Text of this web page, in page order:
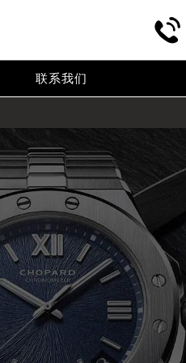

联系我们